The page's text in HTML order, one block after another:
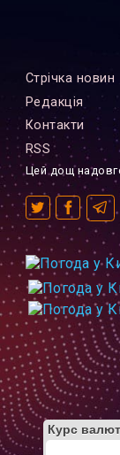
Стрiчка новин
Редакцiя
Контакти
RSS
Цей дощ